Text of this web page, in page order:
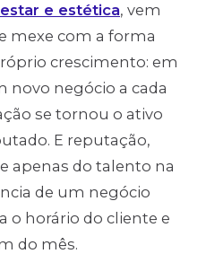
e estética, vem
mexe com a forma
crescimento: em
novo negócio a cada
se tornou o ativo
E reputação,
apenas do talento na
de um negócio
o horário do cliente e
do mês.